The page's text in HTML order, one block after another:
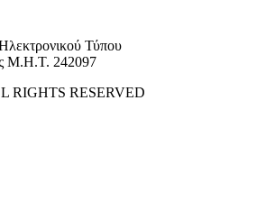
Τύπου
Μ.Η.Τ. 242097
RIGHTS RESERVED